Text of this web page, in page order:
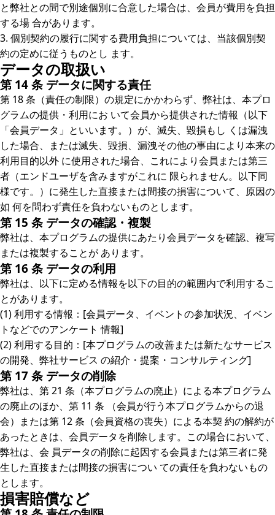
と弊社との間で別途個別に合意した場合は、会員が費用を負担
する場 合があります。
3. 個別契約の履行に関する費用負担については、当該個別契
約の定めに従うものとし ます。
データの取扱い
第 14 条 データに関する責任
第 18 条（責任の制限）の規定にかかわらず、弊社は、本プロ
グラムの提供・利用にお いて会員から提供された情報（以下
「会員データ」といいます。）が、滅失、毀損もし くは漏洩
した場合、または滅失、毀損、漏洩その他の事由により本来の
利用目的以外 に使用された場合、これにより会員または第三
者（エンドユーザを含みますがこれに 限られません。以下同
様です。）に発生した直接または間接の損害について、原因の
如 何を問わず責任を負わないものとします。
第 15 条 データの確認・複製
弊社は、本プログラムの提供にあたり会員データを確認、複写
または複製することが あります。
第 16 条 データの利用
弊社は、以下に定める情報を以下の目的の範囲内で利用するこ
とがあります。
(1) 利用する情報：[会員データ、イベントの参加状況、イベン
トなどでのアンケート 情報]
(2) 利用する目的：[本プログラムの改善または新たなサービス
の開発、弊社サービス の紹介・提案・コンサルティング]
第 17 条 データの削除
弊社は、第 21 条（本プログラムの廃止）による本プログラム
の廃止のほか、第 11 条 （会員が行う本プログラムからの退
会）または第 12 条（会員資格の喪失）による本契 約の解約が
あったときは、会員データを削除します。この場合において、
弊社は、会 員データの削除に起因する会員または第三者に発
生した直接または間接の損害につい ての責任を負わないもの
とします。
損害賠償など